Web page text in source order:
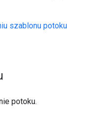
szablonu potoku
potoku.